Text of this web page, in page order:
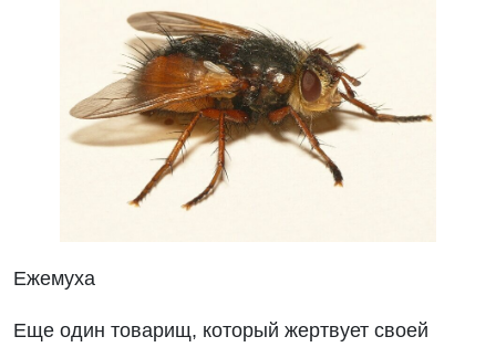
Ежемуха
Еще один товарищ, который жертвует своей